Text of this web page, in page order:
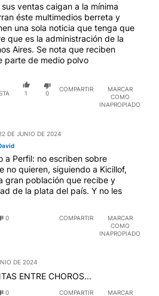
ventas caigan a la mínima
éste multimedios berreta y
una sola noticia que tenga que
que es la administración de la
Aires. Se nota que reciben
parte de medio polvo
1 0
COMPARTIR
MARCAR
COMO
INAPROPIADO
DE JUNIO DE 2024
a Perfil: no escriben sobre
no quieren, siguiendo a Kicillof,
gran población que recibe y
de la plata del país. Y no les
0 COMPARTIR
MARCAR
COMO
INAPROPIADO
DE 2024
ENTRE CHOROS...
0 COMPARTIR
MARCAR